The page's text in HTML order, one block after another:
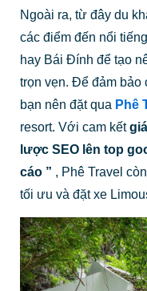
Ngoài ra, từ đây du
các điểm đến nổi
hay Bái Đính để tạo
trọn vẹn. Để đảm bảo
bạn nên đặt qua Phê
resort. Với cam kết
lược SEO lên top
cáo ” , Phê Travel
tối ưu và đặt xe